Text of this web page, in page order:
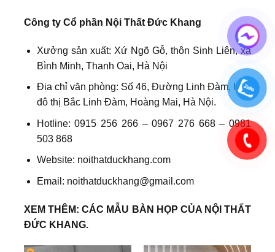
Công ty Cổ phần Nội Thất Đức Khang
Xưởng sản xuất: Xứ Ngõ Gỗ, thôn Sinh Liên, xã
Bình Minh, Thanh Oai, Hà Nội
Địa chỉ văn phòng: Số 46, Đường Linh Đàm, Khu
đô thị Bắc Linh Đàm, Hoàng Mai, Hà Nội.
Hotline: 0915 256 266 – 0967 276 668 – 0981
503 868
Website: noithatduckhang.com
Email: noithatduckhang@gmail.com
XEM THÊM: CÁC MẪU BÀN HỌP CỦA NỘI THẤT
ĐỨC KHANG.